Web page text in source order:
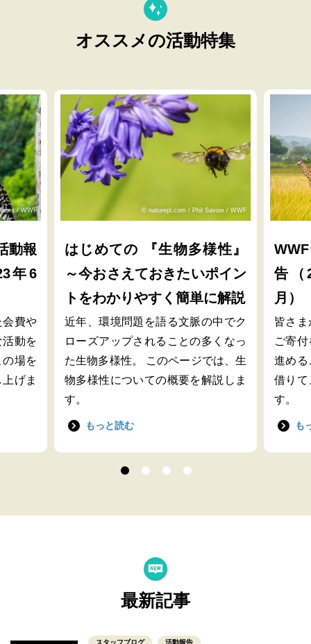
オススメの活動特集
/ WWF
動報
年6
会費や
動を
場を
げま
© naturepl.com / Phil Savoie / WWF
はじめての 『生物多様性』
～今おさえておきたいポイン
トをわかりやすく簡単に解説
近年、環境問題を語る文脈の中でク
ローズアップされることの多くなっ
た生物多様性。 このページでは、生
物多様性についての概要を解説しま
す。
もっと読む
告（
月）
皆さ
ご寄
進める
借りて
す。
も
最新記事
スタッフブログ 活動報告